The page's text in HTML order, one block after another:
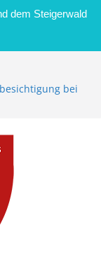
dem Steigerwald
bei
unter
Anmeldung für
Euro